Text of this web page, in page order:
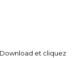
et cliquez